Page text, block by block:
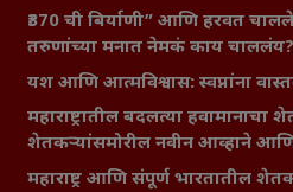
₹370 ची बिर्याणी” आणि हरवत
तरुणांच्या मनात नेमकं काय चाललंय?
यश आणि आत्मविश्वास: स्वप्नांना
महाराष्ट्रातील बदलत्या हवामानाचा
शेतकऱ्यांसमोरील नवीन आव्हाने
महाराष्ट्र आणि संपूर्ण भारतातील